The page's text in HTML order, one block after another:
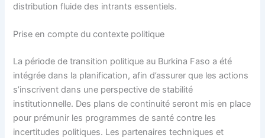
distribution fluide des intrants essentiels.
Prise en compte du contexte politique
La période de transition politique au Burkina Faso a été
intégrée dans la planification, afin d’assurer que les actions
s’inscrivent dans une perspective de stabilité
institutionnelle. Des plans de continuité seront mis en place
pour prémunir les programmes de santé contre les
incertitudes politiques. Les partenaires techniques et